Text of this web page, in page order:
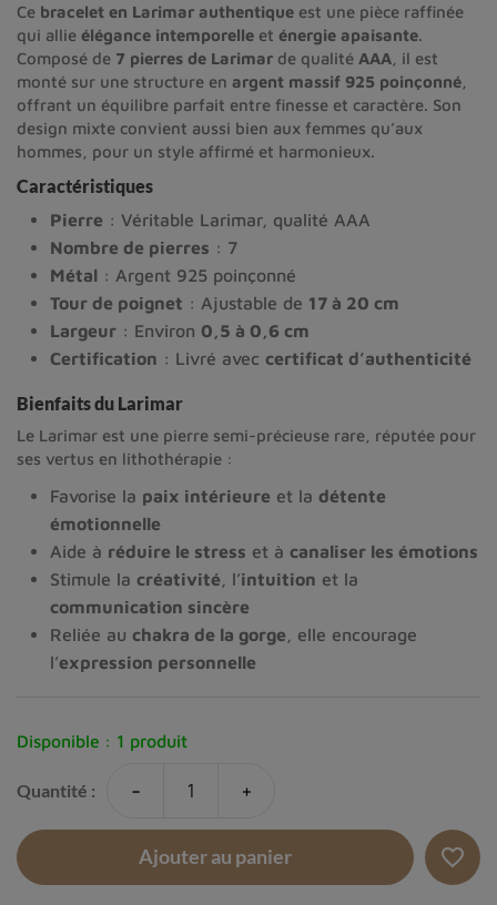
Ce bracelet en Larimar authentique est une pièce raffinée
qui allie élégance intemporelle et énergie apaisante.
Composé de 7 pierres de Larimar de qualité AAA , il est
monté sur une structure en argent massif 925 poinçonné
offrant un équilibre parfait entre finesse et caractère. Son
design mixte convient aussi bien aux femmes qu’aux
hommes, pour un style affirmé et harmonieux.
Caractéristiques
Pierre : Véritable Larimar, qualité AAA
Nombre de pierres : 7
Métal : Argent 925 poinçonné
Tour de poignet : Ajustable de 17 à 20 cm
Largeur : Environ 0,5 à 0,6 cm
Certification : Livré avec certificat d’authenticité
Bienfaits du Larimar
Le Larimar est une pierre semi-précieuse rare, réputée pour
ses vertus en lithothérapie :
Favorise la paix intérieure et la détente
émotionnelle
Aide à réduire le stress et à canaliser les émotions
Stimule la créativité , l’intuition et la
communication sincère
Reliée au chakra de la gorge , elle encourage
l’expression personnelle
Disponible : 1 produit
Quantité : - +
Ajouter au panier favorite_border